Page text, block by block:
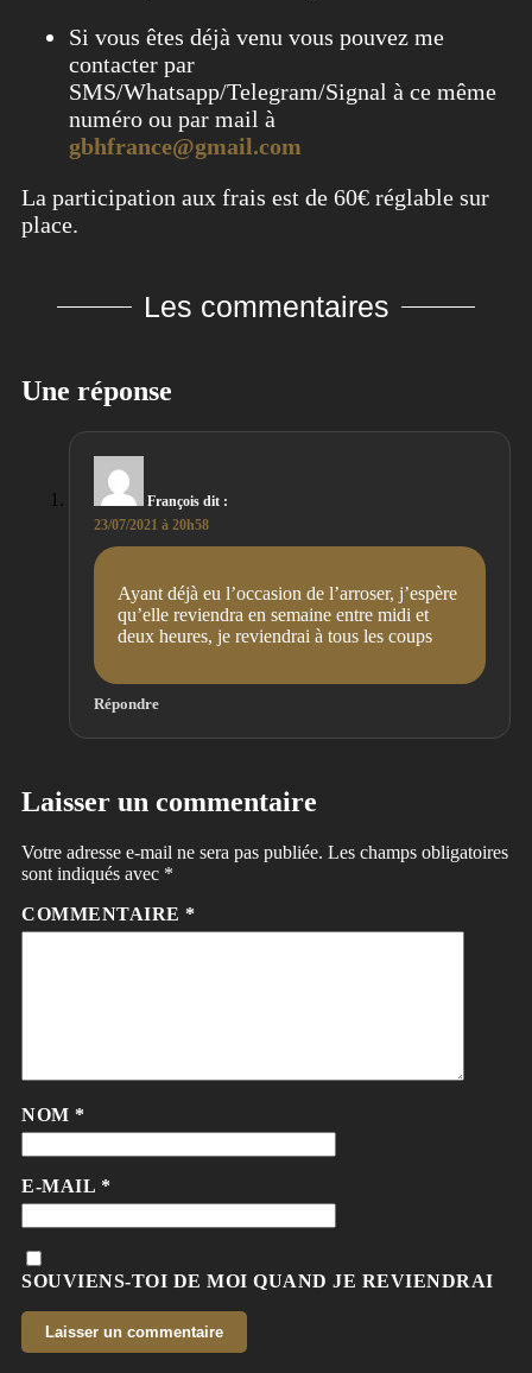
Si vous êtes déjà venu vous pouvez me
contacter par
SMS/Whatsapp/Telegram/Signal à ce même
numéro ou par mail à
gbhfrance@gmail.com
La participation aux frais est de 60€ réglable sur
place.
Les commentaires
Une réponse
François dit :
23/07/2021 à 20h58
Ayant déjà eu l’occasion de l’arroser, j’espère
qu’elle reviendra en semaine entre midi et
deux heures, je reviendrai à tous les coups
Répondre
Laisser un commentaire
Votre adresse e-mail ne sera pas publiée. Les champs obligatoires
sont indiqués avec *
COMMENTAIRE *
NOM *
E-MAIL *
SOUVIENS-TOI DE MOI QUAND JE REVIENDRAI